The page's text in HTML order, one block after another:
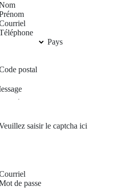
Pays
postal
saisir le captcha ici
de passe